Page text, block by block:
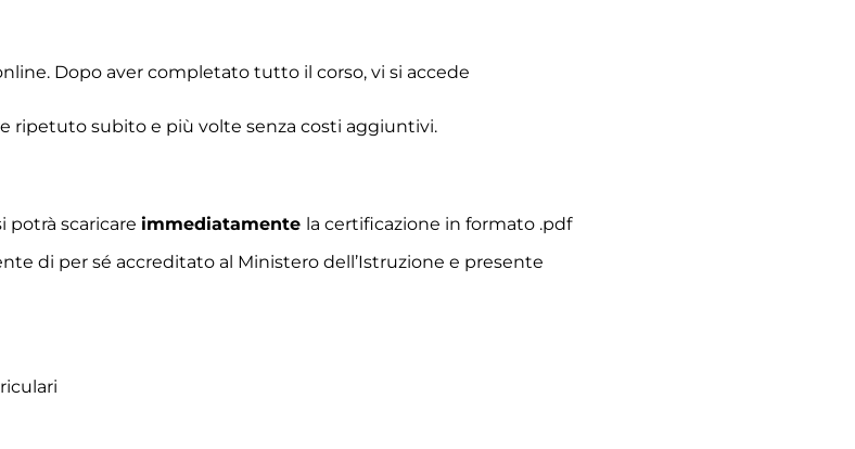
Dopo aver completato tutto il corso, vi si accede
ripetuto subito e più volte senza costi aggiuntivi.
potrà scaricare immediatamente la certificazione in formato .pdf
di per sé accreditato al Ministero dell’Istruzione e presente